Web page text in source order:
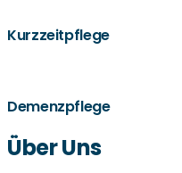
Kurzzeitpflege
Demenzpflege
Über Uns